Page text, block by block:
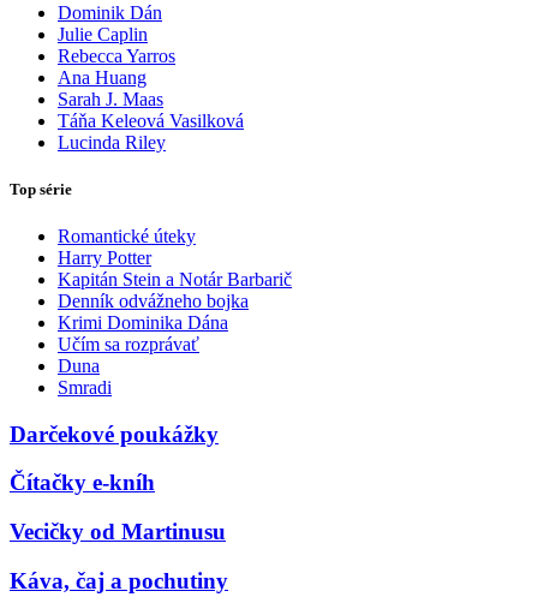
Dominik Dán
Julie Caplin
Rebecca Yarros
Ana Huang
Sarah J. Maas
Táňa Keleová Vasilková
Lucinda Riley
Top série
Romantické úteky
Harry Potter
Kapitán Stein a Notár Barbarič
Denník odvážneho bojka
Krimi Dominika Dána
Učím sa rozprávať
Duna
Smradi
Darčekové poukážky
Čítačky e-kníh
Vecičky od Martinusu
Káva, čaj a pochutiny